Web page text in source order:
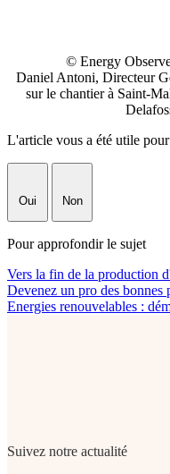
© Energy
Daniel Antoni, Directeur
sur le chantier à Saint-
L'article vous a été utile
Oui Non
Pour approfondir le sujet
Vers la fin de la production
Devenez un pro des bonnes
Energies renouvelables :
Suivez notre actualité